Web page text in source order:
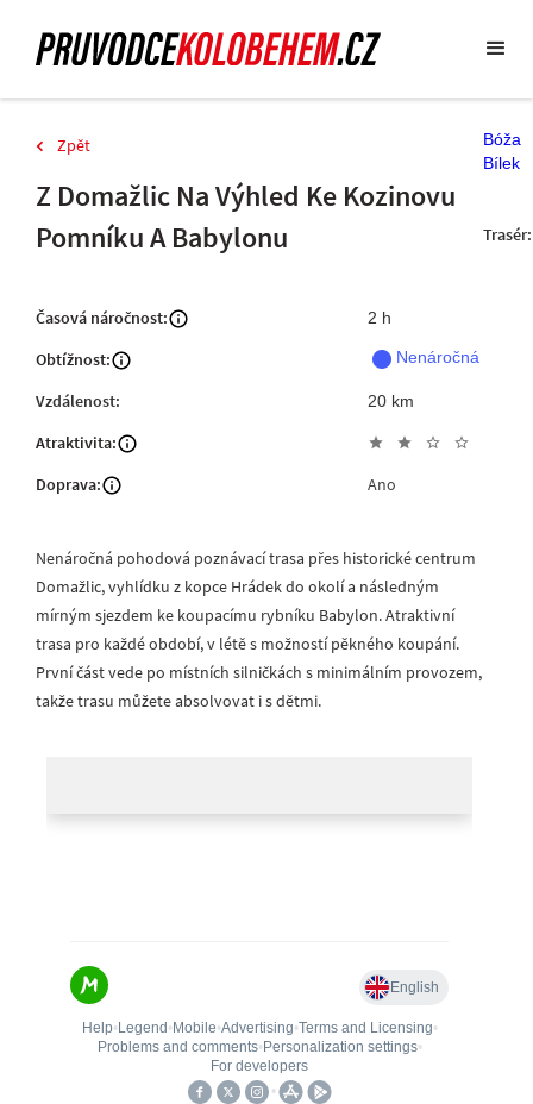
Obtížnost:
2 h
Trasér:
Zpět
Vzdálenost:
Z Domažlic Na Výhled Ke Kozinovu
Pomníku A Babylonu
Bóža
Bílek
fiber_manual_record Nenáročná
20 km
Doprava:
Atraktivita:
Časová náročnost:
star star star_outline star_outline
Ano
Nenáročná pohodová poznávací trasa přes historické centrum
Domažlic, vyhlídku z kopce Hrádek do okolí a následným
mírným sjezdem ke koupacímu rybníku Babylon. Atraktivní
trasa pro každé období, v létě s možností pěkného koupání.
První část vede po místních silničkách s minimálním provozem,
takže trasu můžete absolvovat i s dětmi.